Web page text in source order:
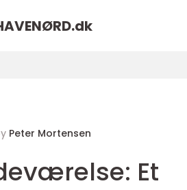
dk
Peter Mortensen
Et